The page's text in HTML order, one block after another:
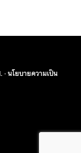
·นโยบายความเป็น